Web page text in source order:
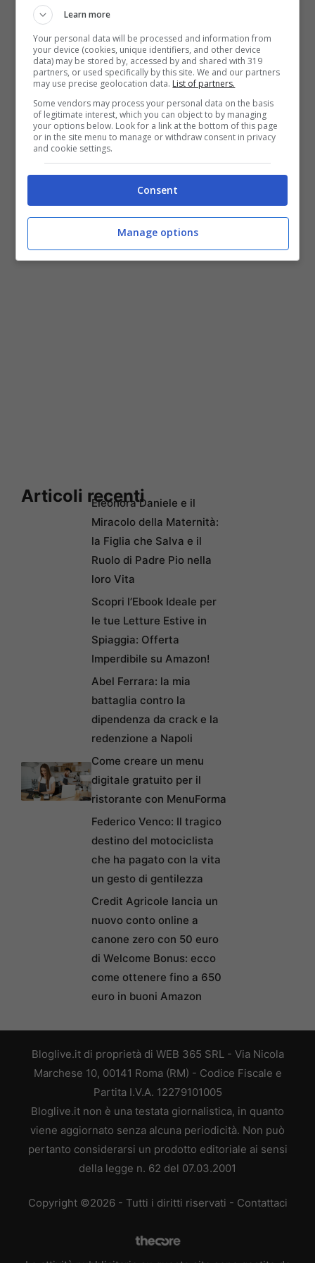
(Medusa).
Articoli recentiEleonora Daniele e il
Miracolo della Maternità:
la Figlia che Salva e il
Ruolo di Padre Pio nella
loro Vita
Scopri l’Ebook Ideale per
le tue Letture Estive in
Spiaggia: Offerta
Imperdibile su Amazon!
Abel Ferrara: la mia
battaglia contro la
dipendenza da crack e la
redenzione a Napoli
Come creare un menu
digitale gratuito per il
ristorante con MenuForma
Federico Venco: Il tragico
destino del motociclista
che ha pagato con la vita
un gesto di gentilezza
Credit Agricole lancia un
nuovo conto online a
canone zero con 50 euro
di Welcome Bonus: ecco
come ottenere fino a 650
euro in buoni Amazon
Bloglive.it di proprietà di WEB 365 SRL - Via Nicola
Marchese 10, 00141 Roma (RM) - Codice Fiscale e
Partita I.V.A. 12279101005
Bloglive.it non è una testata giornalistica, in quanto
viene aggiornato senza alcuna periodicità. Non può
pertanto considerarsi un prodotto editoriale ai sensi
della legge n. 62 del 07.03.2001
Copyright ©2026 - Tutti i diritti riservati - Contattaci
Learn more
Your personal data will be processed and information from
your device (cookies, unique identifiers, and other device
data) may be stored by, accessed by and shared with 319
partners, or used specifically by this site. We and our partners
may use precise geolocation data. List of partners.
Some vendors may process your personal data on the basis
of legitimate interest, which you can object to by managing
your options below. Look for a link at the bottom of this page
or in the site menu to manage or withdraw consent in privacy
and cookie settings.
Consent
Manage options